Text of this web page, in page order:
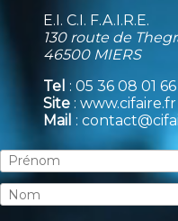
E.I. C.I. F.A.I.R.E.
130 route de
46500 MIERS
Tel : 05 36 08 01 66
Site : www.cifaire.fr
Mail :